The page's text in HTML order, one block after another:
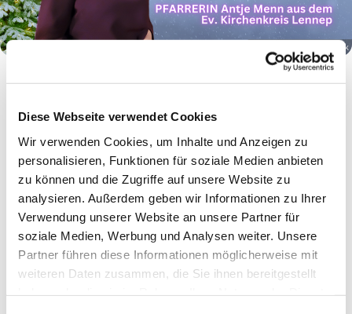
Diese Webseite verwendet Cookies
Wir verwenden Cookies, um Inhalte und Anzeigen zu
personalisieren, Funktionen für soziale Medien anbieten
zu können und die Zugriffe auf unsere Website zu
analysieren. Außerdem geben wir Informationen zu Ihrer
Verwendung unserer Website an unsere Partner für
soziale Medien, Werbung und Analysen weiter. Unsere
Partner führen diese Informationen möglicherweise mit
weiteren Daten zusammen, die Sie ihnen bereitgestellt
© Gestaltung: Katrin Volk
der Freude
Dass Freude bei Ihnen einziehen möge und Sie nicht nur zu
Weihnachten besuchen kommt, sondern dauerhaft bleibt",
das wünscht uns allen Superintendentin Pfarrerin Antje
Menn in Ihrer Weihnachtsbotschaft.
"'Siehe ich verkündige Dir große FREUDE", ruft der Engel über
den Feldern von Bethlehem den Hirten in der Nacht zu."
Lassen Sie sich von der Botschaft dieser Aussage mitreißen.